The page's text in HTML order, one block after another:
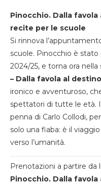
Pinocchio. Dalla
recite per le scuole
Si rinnova
scuole. Pinocchio è
2024/25, e torna ora
– Dalla favola al
ironico e avventuroso,
spettatori di tutte le età.
penna di Carlo Collodi,
solo una fiaba: è il
verso l’umanità.
Prenotazioni a partire da
Pinocchio. Dalla